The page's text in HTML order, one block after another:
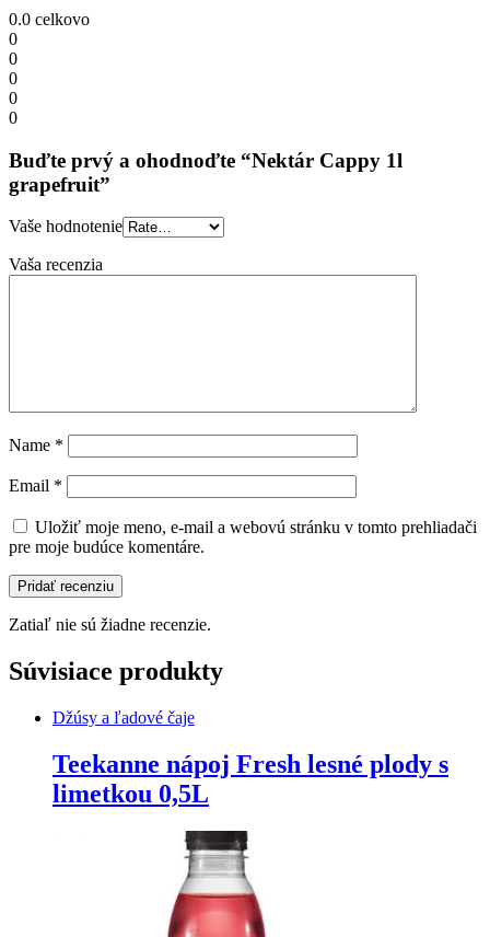
0.0 celkovo
0
0
0
0
0
Buďte prvý a ohodnoďte “Nektár Cappy 1l
grapefruit”
Vaše hodnotenie
Vaša recenzia
Name *
Email *
Uložiť moje meno, e-mail a webovú stránku v tomto prehliadači
pre moje budúce komentáre.
Zatiaľ nie sú žiadne recenzie.
Súvisiace produkty
Džúsy a ľadové čaje
Teekanne nápoj Fresh lesné plody s
limetkou 0,5L